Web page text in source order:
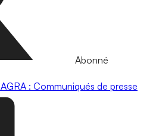
Abonné
AGRA : Communiqués de presse